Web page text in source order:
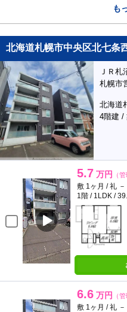
も
北海道札幌市中央区北七条
ＪＲ札
札幌市
北海道
4階建 /
5.7 万円 （
敷 1ヶ月 / 礼 －
1階 / 1LDK /
6.6 万円 （
敷 1ヶ月 / 礼 －